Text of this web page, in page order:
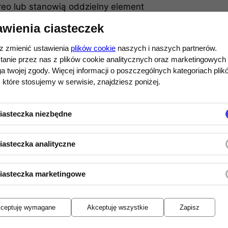
lub stanowią oddzielny element
przypadku posiadają własne źródło
wymagań prądowych oraz
i wibracji na zewnątrz i do
jakość dźwięku.
swoich systemów stereo i
Niezbędne w tym celu jest wyjście
służy właśnie do podłączenia
rozwiązania w dalszym ciągu
wbudowane w zintegrowanym
mocy wymaga
który odpowiada za
go, a także ustalenia
rozdzielenia go na
ciasteczek
zmienić ustawienia plików cookie naszych i naszych partnerów.
przez nas z plików cookie analitycznych oraz marketingowych
twojej zgody. Więcej informacji o poszczególnych kategoriach
które stosujemy w serwisie, znajdziesz poniżej.
niezbędne
analityczne
marketingowe
wymagane Akceptuję wszystkie Zapisz